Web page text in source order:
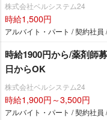
株式会社ベルシステム24
時給1,500円
アルバイト・パート / 契約社員
時給1900円から/薬剤師
日からOK
株式会社ベルシステム24
時給1,900円～3,500円
アルバイト・パート / 契約社員